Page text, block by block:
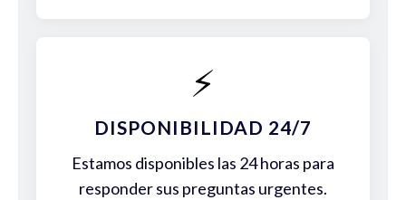
⚡
DISPONIBILIDAD 24/7
Estamos disponibles las 24 horas para
responder sus preguntas urgentes.